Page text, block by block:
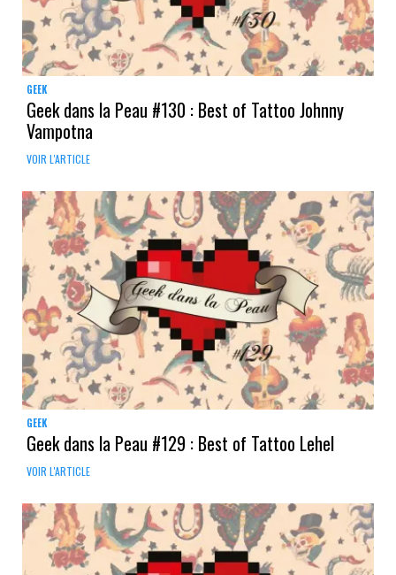
GEEK
Geek dans la Peau #130 : Best of Tattoo Johnny
Vampotna
VOIR L'ARTICLE
GEEK
Geek dans la Peau #129 : Best of Tattoo Lehel
VOIR L'ARTICLE